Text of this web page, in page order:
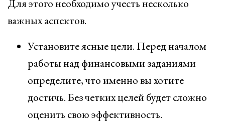
Для этого необходимо учесть несколько
важных аспектов.
Установите ясные цели. Перед началом
работы над финансовыми заданиями
определите, что именно вы хотите
достичь. Без четких целей будет сложно
оценить свою эффективность.